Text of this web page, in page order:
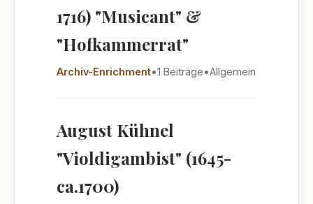
1716) "Musicant" &
"Hofkammerrat"
Archiv-Enrichment•1 Beiträge•Allgemein
August Kühnel
"Violdigambist" (1645-
ca.1700)